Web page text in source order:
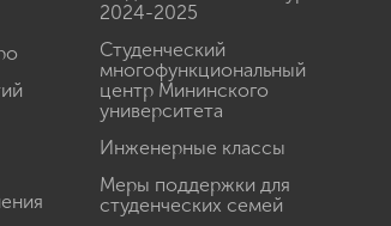
2024-2025
Студенческий
многофункциональный
центр Мининского
университета
Инженерные классы
Меры поддержки для
студенческих семей